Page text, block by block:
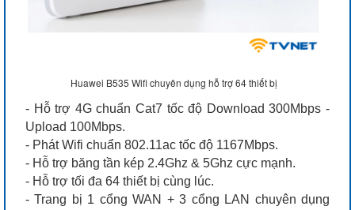
Huawei B535 Wifi chuyên dụng hỗ trợ 64 thiết bị
- Hỗ trợ 4G chuẩn Cat7 tốc độ Download 300Mbps -
Upload 100Mbps.
- Phát Wifi chuẩn 802.11ac tốc độ 1167Mbps.
- Hỗ trợ băng tần kép 2.4Ghz & 5Ghz cực mạnh.
- Hỗ trợ tối đa 64 thiết bị cùng lúc.
- Trang bị 1 cổng WAN + 3 cổng LAN chuyên dụng